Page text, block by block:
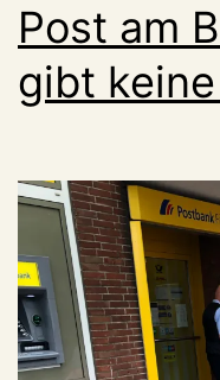
alle
Hoffnung
fahren!
Post am
gibt